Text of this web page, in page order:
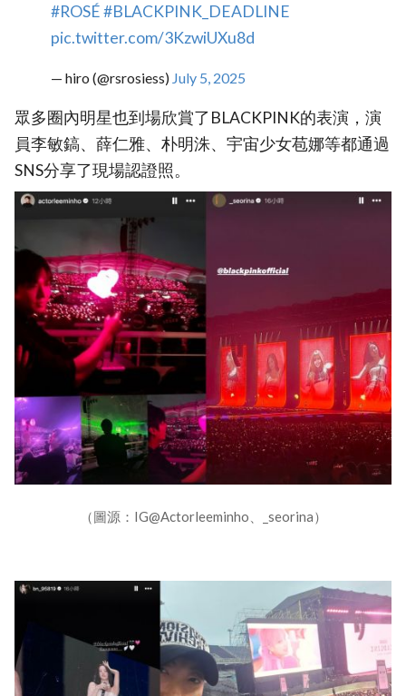
#ROSÉ#BLACKPINK_DEADLINE
pic.twitter.com/3KzwiUXu8d
— hiro (@rsrosiess) July 5, 2025
眾多圈內明星也到場欣賞了BLACKPINK的表演，演
員李敏鎬、薛仁雅、朴明洙、宇宙少女苞娜等都通過
SNS分享了現場認證照。
（圖源：IG@Actorleeminho、_seorina）